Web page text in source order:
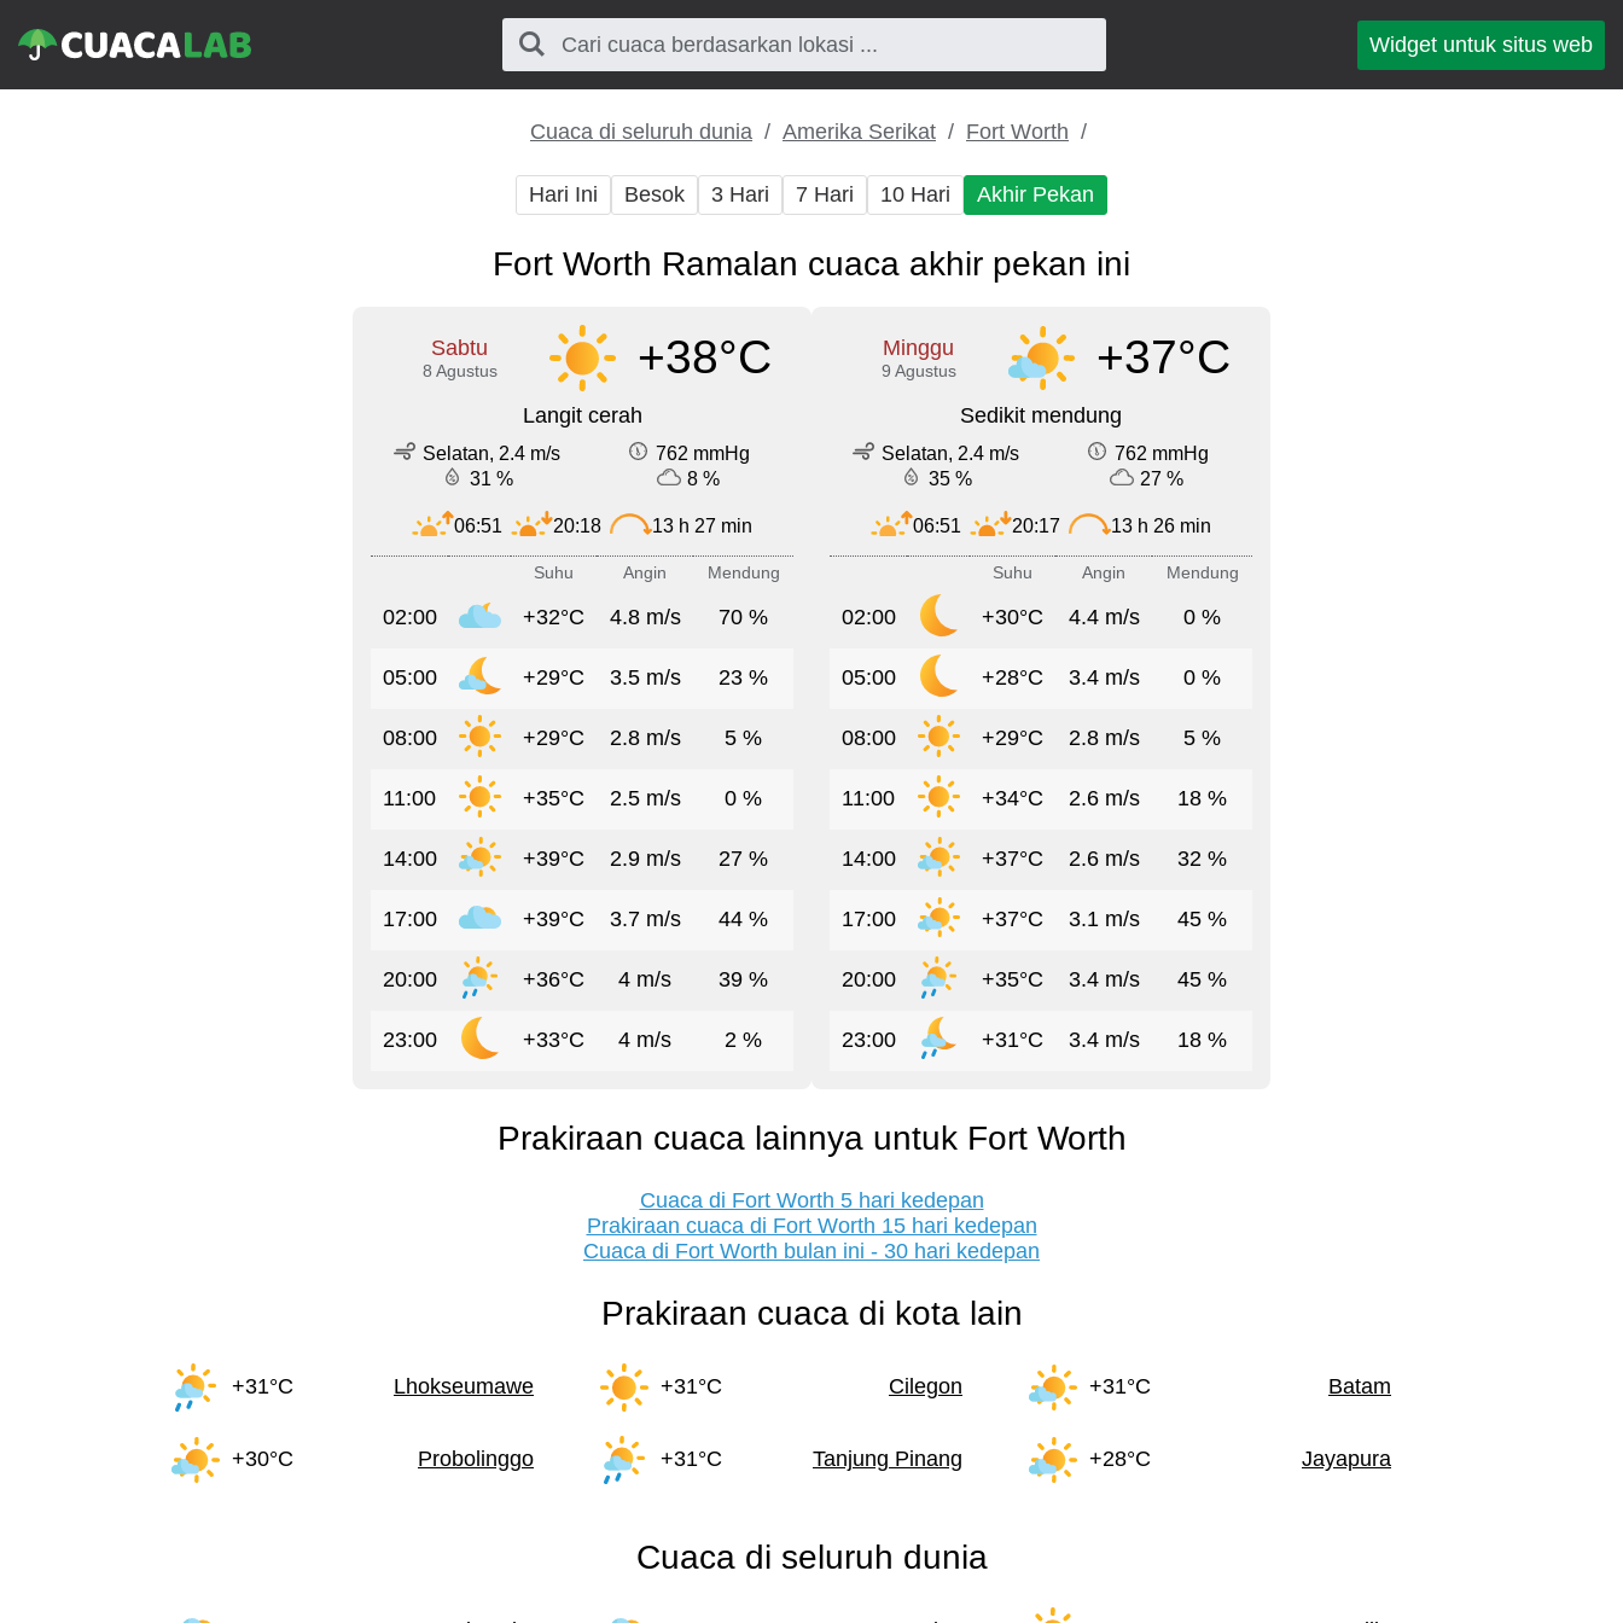
Widget untuk situs web
Cuaca di seluruh dunia Amerika Serikat Fort Worth
Hari Ini Besok 3 Hari 7 Hari 10 Hari Akhir Pekan
Fort Worth Ramalan cuaca akhir pekan ini
Sabtu
8 Agustus +38°C
Langit cerah
Selatan, 2.4 m/s
762 mmHg
31 %
8 %
06:51 20:18 13 h 27 min
Suhu Angin Mendung
02:00 +32°C 4.8 m/s 70 %
05:00 +29°C 3.5 m/s 23 %
08:00 +29°C 2.8 m/s 5 %
11:00 +35°C 2.5 m/s 0 %
14:00 +39°C 2.9 m/s 27 %
17:00 +39°C 3.7 m/s 44 %
20:00 +36°C 4 m/s 39 %
23:00 +33°C 4 m/s 2 %
Minggu
9 Agustus +37°C
Sedikit mendung
Selatan, 2.4 m/s
762 mmHg
35 %
27 %
06:51 20:17 13 h 26 min
Suhu Angin Mendung
02:00 +30°C 4.4 m/s 0 %
05:00 +28°C 3.4 m/s 0 %
08:00 +29°C 2.8 m/s 5 %
11:00 +34°C 2.6 m/s 18 %
14:00 +37°C 2.6 m/s 32 %
17:00 +37°C 3.1 m/s 45 %
20:00 +35°C 3.4 m/s 45 %
23:00 +31°C 3.4 m/s 18 %
Prakiraan cuaca lainnya untuk Fort Worth
Cuaca di Fort Worth 5 hari kedepan
Prakiraan cuaca di Fort Worth 15 hari kedepan
Cuaca di Fort Worth bulan ini - 30 hari kedepan
Prakiraan cuaca di kota lain
+31°C Lhokseumawe +31°C Cilegon +31°C Batam
+30°C Probolinggo +31°C Tanjung Pinang +28°C Jayapura
Cuaca di seluruh dunia